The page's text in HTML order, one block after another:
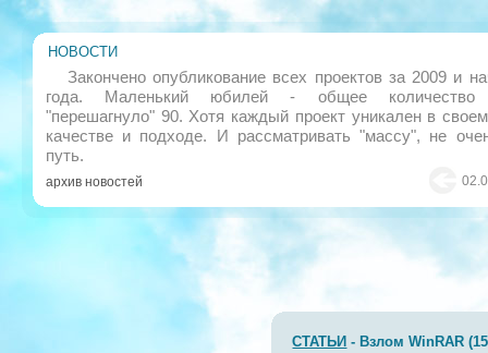
НОВОСТИ
Закончено опубликование всех проектов за 2009 и
года. Маленький юбилей - общее количество
"перешагнуло" 90. Хотя каждый проект уникален в
качестве и подходе. И рассматривать "массу", не
путь.
архив новостей
СТАТЬИ - Взлом WinRAR